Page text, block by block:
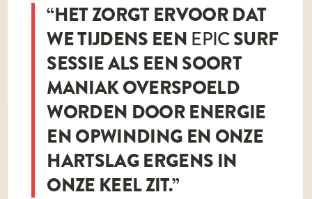
“HET ZORGT ERVOOR DAT
WE TIJDENS EEN EPICSURF
SESSIE ALS EEN SOORT
MANIAK OVERSPOELD
WORDEN DOOR ENERGIE
EN OPWINDING EN ONZE
HARTSLAG ERGENS IN
ONZE KEEL ZIT.”